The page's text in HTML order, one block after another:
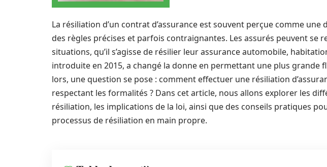
La résiliation d’un contrat d’assurance est souvent perçue comme une
des règles précises et parfois contraignantes. Les assurés peuvent se
situations, qu’il s’agisse de résilier leur assurance automobile,
introduite en 2015, a changé la donne en permettant une plus grande
lors, une question se pose : comment effectuer une résiliation
respectant les formalités ? Dans cet article, nous allons explorer les
résiliation, les implications de la loi, ainsi que des conseils pratiques
processus de résiliation en main propre.